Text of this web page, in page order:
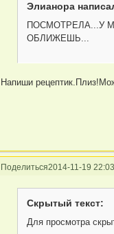
Элианора
ПОСМОТРЕЛА...У
ОБЛИЖЕШЬ...
Напиши
Поделиться2014-11-19
Скрытый текст:
Для просмотра